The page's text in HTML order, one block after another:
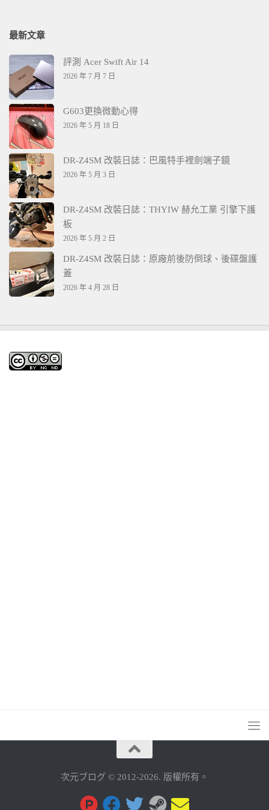
最新文章
評測 Acer Swift Air 14
2026 年 7 月 7 日
G603更換微動心得
2026 年 5 月 18 日
DR-Z4SM 改裝日誌：巴風特手裡劍端子鏡
2026 年 5 月 3 日
DR-Z4SM 改裝日誌：THYIW 赫允工業 引擎下護
板
2026 年 5 月 2 日
DR-Z4SM 改裝日誌：原廠前後防倒球、後碟盤護
蓋
2026 年 4 月 28 日
次元ブログ © 2012-2026. 版權所有。